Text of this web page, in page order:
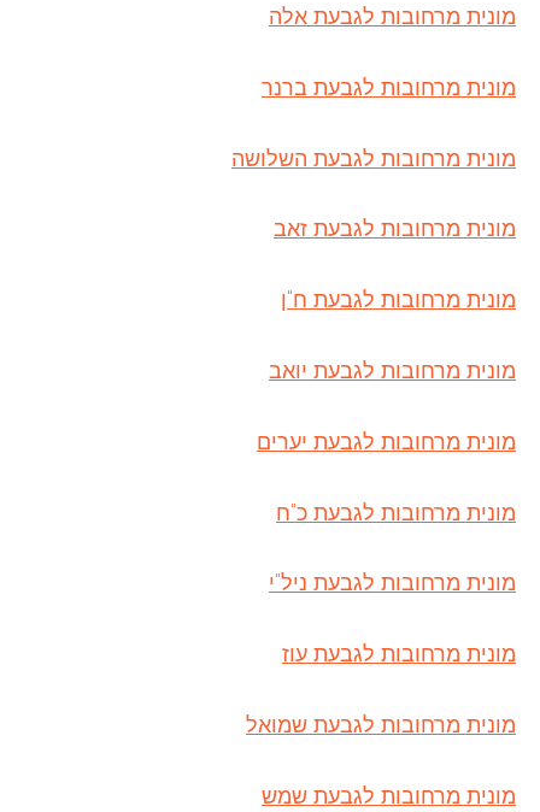
מונית מרחובות לגבעת אלה
מונית מרחובות לגבעת ברנר
מונית מרחובות לגבעת השלושה
מונית מרחובות לגבעת זאב
מונית מרחובות לגבעת ח"ן
מונית מרחובות לגבעת יואב
מונית מרחובות לגבעת יערים
מונית מרחובות לגבעת כ"ח
מונית מרחובות לגבעת ניל"י
מונית מרחובות לגבעת עוז
מונית מרחובות לגבעת שמואל
מונית מרחובות לגבעת שמש